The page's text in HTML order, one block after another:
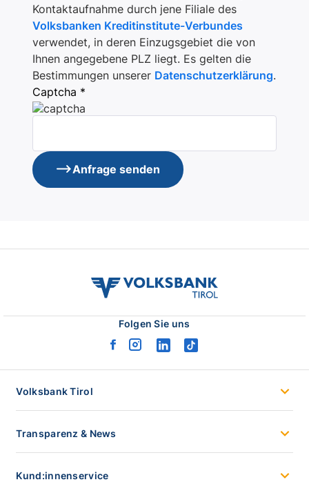
Kontaktaufnahme durch jene Filiale des
Volksbanken Kreditinstitute-Verbundes
verwendet, in deren Einzugsgebiet die von
Ihnen angegebene PLZ liegt. Es gelten die
Bestimmungen unserer Datenschutzerklärung.
Captcha *
Anfrage senden
volksbank
Folgen Sie uns
facebook
instagram
linkedintiktok
Volksbank Tirol
Transparenz & News
Kund:innenservice